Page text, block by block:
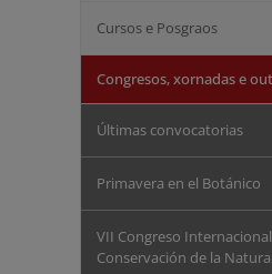
Cursos e Posgraos
Congresos, xornadas e
Últimas convocatorias
Primavera en el Botánico
VII Congreso
Conservación de la